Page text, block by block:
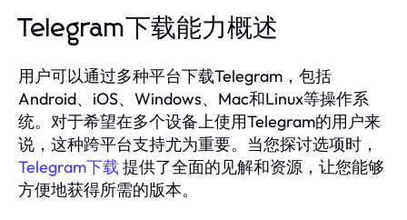
Telegram下载能力概述
用户可以通过多种平台下载Telegram，包括
Android、iOS、Windows、Mac和Linux等操作系
统。对于希望在多个设备上使用Telegram的用户来
说，这种跨平台支持尤为重要。当您探讨选项时，
Telegram下载 提供了全面的见解和资源，让您能够
方便地获得所需的版本。